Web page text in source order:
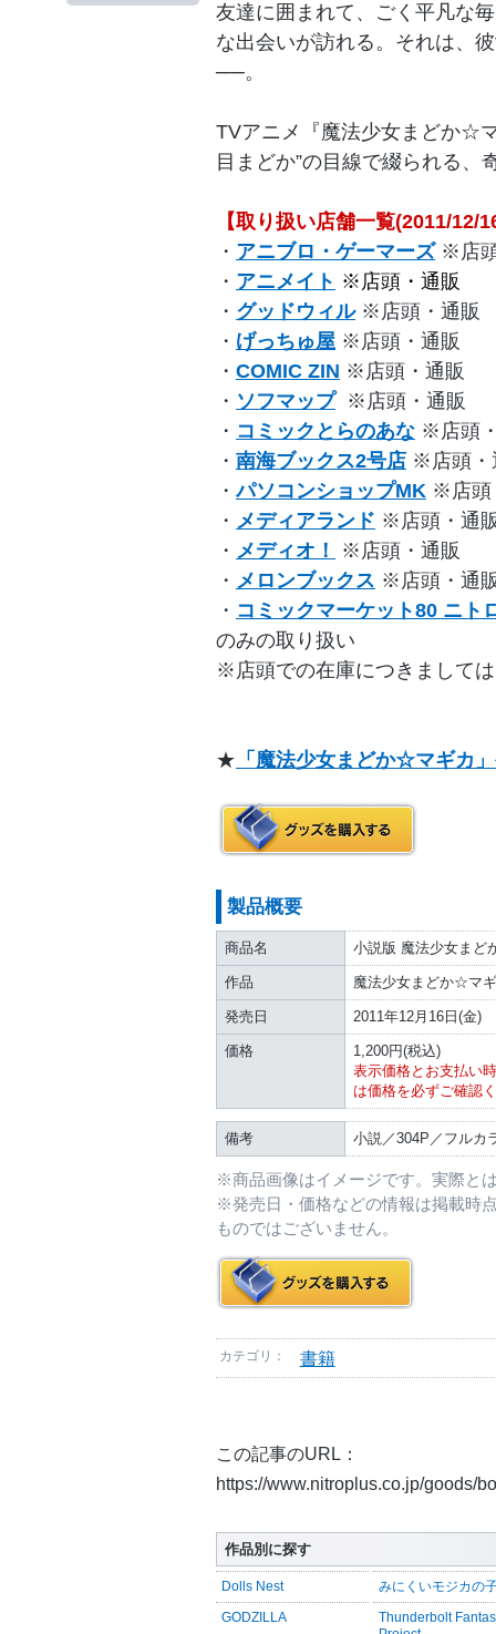
友達に囲まれて、ごく平凡な
な出会いが訪れる。それは、
──。
TVアニメ『魔法少女まどか☆
目まどか”の目線で綴られる、
【取り扱い店舗一覧(2011/12/
・ アニブロ・ゲーマーズ※店
・ アニメイト ※店頭・通販
・ グッドウィル※店頭・通販
・ げっちゅ屋 ※店頭・通販
・ COMIC ZIN ※店頭・通販
・ ソフマップ※店頭・通販
・ コミックとらのあな ※店頭
・ 南海ブックス2号店 ※店頭・
・パソコンショップMK ※店頭
・ メディアランド ※店頭・通
・ メディオ！
※店頭・通販
・ メロンブックス ※店頭・通
・ コミックマーケット80 ニト
のみの取り扱い
※店頭での在庫につきまして
★ 「魔法少女まどか☆マギカ
製品概要
商品名 小説版 魔法少女まど
作品 魔法少女まどか☆マ
発売日 2011年12月16日(金)
価格
1,200円(税込)
表示価格とお支払い
は価格を必ずご確認
備考 小説／304P／フルカ
※商品画像はイメージです。実際と
※発売日・価格などの情報は掲載時
ものではございません。
カテゴリ： 書籍
この記事のURL：
https://www.nitroplus.co.jp/goods/
作品別に探す
Dolls Nest みにくいモジカの
GODZILLA
Thunderbolt